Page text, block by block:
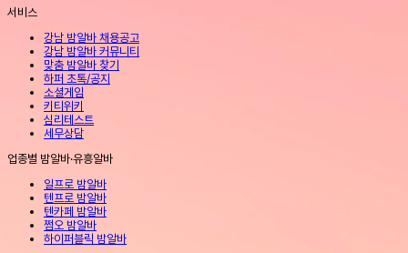
서비스
강남 밤알바 채용공고
강남 밤알바 커뮤니티
맞춤 밤알바 찾기
하퍼 초톡/공지
소셜게임
키티위키
심리테스트
세무상담
업종별 밤알바·유흥알바
일프로 밤알바
텐프로 밤알바
텐카페 밤알바
쩜오 밤알바
하이퍼블릭 밤알바